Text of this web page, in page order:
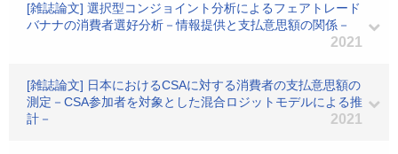
[雑誌論文] 選択型コンジョイント分析によるフェアトレード
バナナの消費者選好分析－情報提供と支払意思額の関係－
2021
[雑誌論文] 日本におけるCSAに対する消費者の支払意思額の
測定－CSA参加者を対象とした混合ロジットモデルによる推
計－
2021